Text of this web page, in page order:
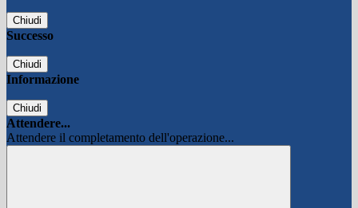
Chiudi
Successo
Chiudi
Informazione
Chiudi
Attendere...
Attendere il completamento dell'operazione...